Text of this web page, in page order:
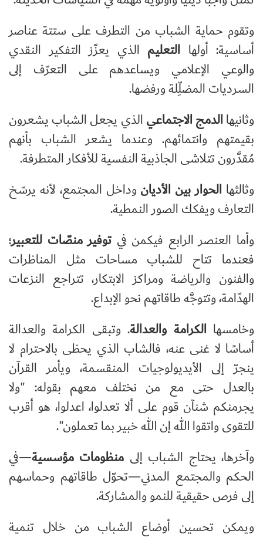
وتقوم حماية الشباب من التطرف على ستتة عناصر
أساسية: أولها التعليم الذي يعزّز التفكير النقدي
والوعي الإعلامي ويساعدهم على التعرّف إلى
السرديات المضلِّلة ورفضها.
وثانيها الدمج الاجتماعي الذي يجعل الشباب يشعرون
بقيمتهم وانتمائهم. وعندما يشعر الشباب بأنهم
مُقدَّرون تتلاشى الجاذبية النفسية للأفكار المتطرفة.
وثالثها الحوار بين الأديان وداخل المجتمع، لأنه يرسّخ
التعارف ويفكك الصور النمطية.
وأما العنصر الرابع فيكمن فيتوفير منصّات للتعبير؛
فعندما تتاح للشباب مساحات مثل المناظرات
والفنون والرياضة ومراكز الابتكار، تتراجع النزعات
الهدّامة، وتتوجَّه طاقاتهم نحو الإبداع.
وخامسها الكرامة والعدالة. وتبقى الكرامة والعدالة
أساسًا لا غنى عنه، فالشاب الذي يحظى بالاحترام لا
ينجرّ إلى الأيديولوجيات المنقسمة، ويأمر القرآن
بالعدل حتى مع من نختلف معهم بقوله: "ولا
يجرمنكم شنآن قوم على ألا تعدلوا، اعدلوا، هو أقرب
للتقوى واتقوا الله إن الله خبير بما تعملون".
وآخرها، يحتاج الشباب إلى منظومات مؤسسية—في
الحكم والمجتمع المدني—تحوّل طاقاتهم وحماسهم
إلى فرص حقيقية للنمو والمشاركة.
ويمكن تحسين أوضاع الشباب من خلال تنمية